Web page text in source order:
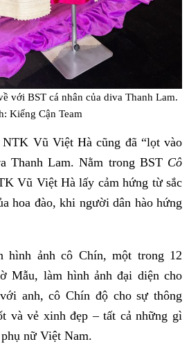
với BST cá nhân của diva Thanh Lam.
Kiếng Cận Team
Vũ Việt Hà cũng đã “lọt vào
Thanh Lam. Nằm trong BST Cô
Vũ Việt Hà lấy cảm hứng từ sắc
hoa đào, khi người dân hào hứng
hình ảnh cô Chín, một trong 12
Mẫu, làm hình ảnh đại diện cho
anh, cô Chín độ cho sự thông
và vẻ xinh đẹp – tất cả những gì
nữ Việt Nam.